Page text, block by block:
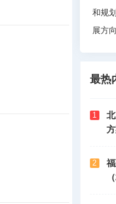
和规
展方向
最热
1
2